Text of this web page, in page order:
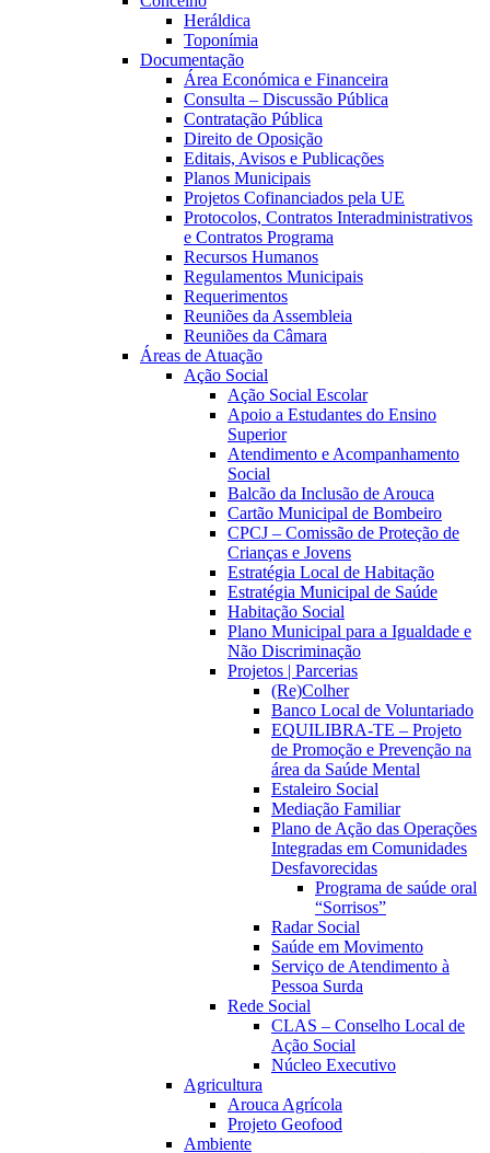
Heráldica
Toponímia
Documentação
Área Económica e Financeira
Consulta – Discussão Pública
Contratação Pública
Direito de Oposição
Editais, Avisos e Publicações
Planos Municipais
Projetos Cofinanciados pela UE
Protocolos, Contratos Interadministrativos
e Contratos Programa
Recursos Humanos
Regulamentos Municipais
Requerimentos
Reuniões da Assembleia
Reuniões da Câmara
Áreas de Atuação
Ação Social
Ação Social Escolar
Apoio a Estudantes do Ensino
Superior
Atendimento e Acompanhamento
Social
Balcão da Inclusão de Arouca
Cartão Municipal de Bombeiro
CPCJ – Comissão de Proteção de
Crianças e Jovens
Estratégia Local de Habitação
Estratégia Municipal de Saúde
Habitação Social
Plano Municipal para a Igualdade e
Não Discriminação
Projetos | Parcerias
(Re)Colher
Banco Local de Voluntariado
EQUILIBRA-TE – Projeto
de Promoção e Prevenção na
área da Saúde Mental
Estaleiro Social
Mediação Familiar
Plano de Ação das Operações
Integradas em Comunidades
Desfavorecidas
Programa de saúde oral
“Sorrisos”
Radar Social
Saúde em Movimento
Serviço de Atendimento à
Pessoa Surda
Rede Social
CLAS – Conselho Local de
Ação Social
Núcleo Executivo
Agricultura
Arouca Agrícola
Projeto Geofood
Ambiente